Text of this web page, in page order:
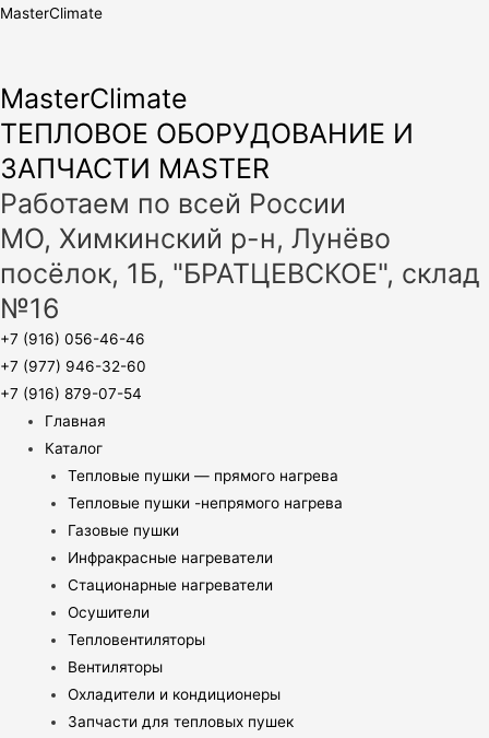
MasterClimate
MasterClimate
ТЕПЛОВОЕ ОБОРУДОВАНИЕ И
ЗАПЧАСТИ MASTER
Работаем по всей России
МО, Химкинский р-н, Лунёво
посёлок, 1Б, "БРАТЦЕВСКОЕ", склад
№16
+7 (916) 056-46-46
+7 (977) 946-32-60
+7 (916) 879-07-54
Главная
Каталог
Тепловые пушки — прямого нагрева
Тепловые пушки -непрямого нагрева
Газовые пушки
Инфракрасные нагреватели
Стационарные нагреватели
Осушители
Тепловентиляторы
Вентиляторы
Охладители и кондиционеры
Запчасти для тепловых пушек